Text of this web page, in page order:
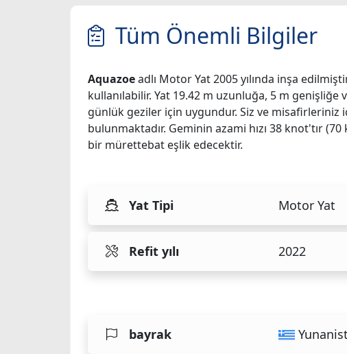
Tüm Önemli Bilgiler
Aquazoeadlı Motor Yat 2005 yılında inşa
kullanılabilir. Yat 19.42 m uzunluğa, 5 m
günlük geziler için uygundur. Siz ve misafirleriniz
bulunmaktadır. Geminin azami hızı 38 knot'tır
bir mürettebat eşlik edecektir.
Yat Tipi Motor Yat
Refit yılı 2022
bayrak